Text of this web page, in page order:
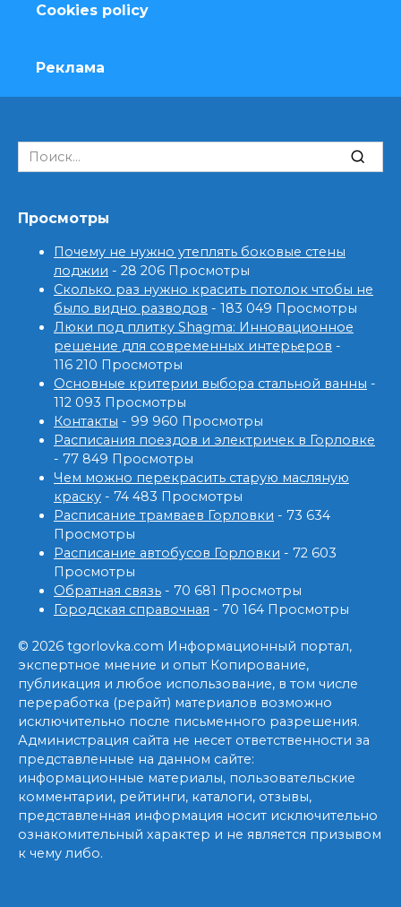
Cookies policy
Реклама
Search
for:
Просмотры
Почему не нужно утеплять боковые стены
лоджии - 28 206 Просмотры
Сколько раз нужно красить потолок чтобы не
было видно разводов - 183 049 Просмотры
Люки под плитку Shagma: Инновационное
решение для современных интерьеров -
116 210 Просмотры
Основные критерии выбора стальной ванны -
112 093 Просмотры
Контакты - 99 960 Просмотры
Расписания поездов и электричек в Горловке
- 77 849 Просмотры
Чем можно перекрасить старую масляную
краску - 74 483 Просмотры
Расписание трамваев Горловки - 73 634
Просмотры
Расписание автобусов Горловки - 72 603
Просмотры
Обратная связь - 70 681 Просмотры
Городская справочная - 70 164 Просмотры
© 2026 tgorlovka.com Информационный портал,
экспертное мнение и опыт Копирование,
публикация и любое использование, в том числе
переработка (рерайт) материалов возможно
исключительно после письменного разрешения.
Администрация сайта не несет ответственности за
представленные на данном сайте:
информационные материалы, пользовательские
комментарии, рейтинги, каталоги, отзывы,
представленная информация носит исключительно
ознакомительный характер и не является призывом
к чему либо.